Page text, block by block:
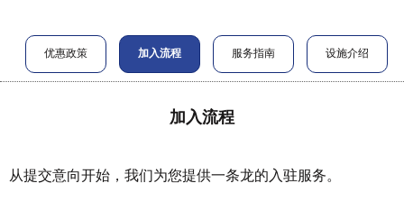
优惠政策 加入流程 服务指南 设施介绍
加入流程
从提交意向开始，我们为您提供一条龙的入驻服务。